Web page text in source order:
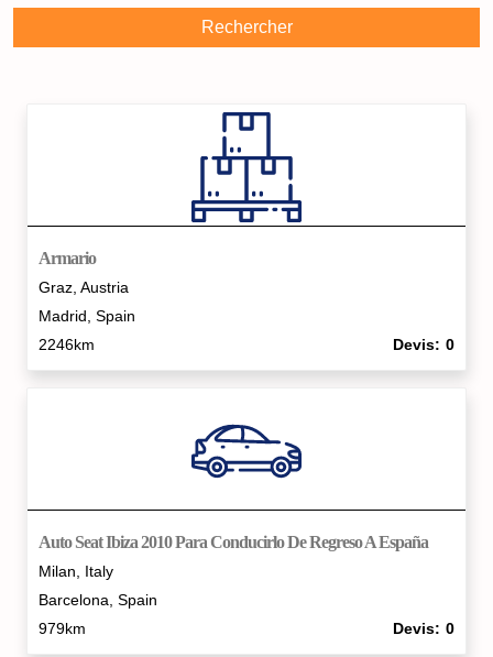
Rechercher
Armario
Graz, Austria
Madrid, Spain
2246km
Devis 0
Auto Seat Ibiza 2010 Para Conducirlo De Regreso A España
Milan, Italy
Barcelona, Spain
979km
Devis 0